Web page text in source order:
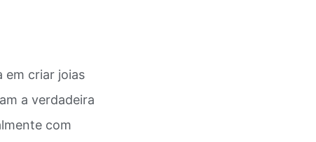
em criar joias
a verdadeira
com